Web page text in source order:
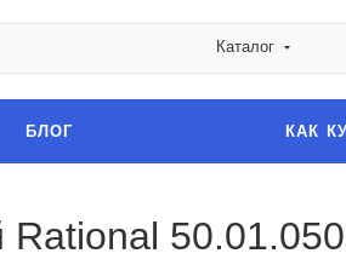
Каталог
БЛОГ КАК
50.01.050